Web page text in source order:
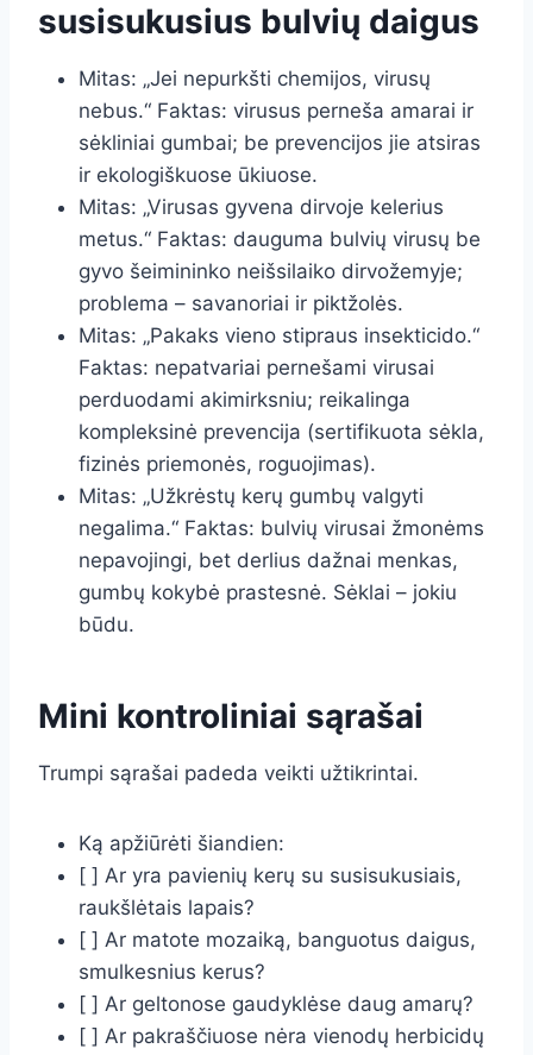
susisukusius bulvių daigus
Mitas: „Jei nepurkšti chemijos, virusų
nebus.“ Faktas: virusus perneša amarai ir
sėkliniai gumbai; be prevencijos jie atsiras
ir ekologiškuose ūkiuose.
Mitas: „Virusas gyvena dirvoje kelerius
metus.“ Faktas: dauguma bulvių virusų be
gyvo šeimininko neišsilaiko dirvožemyje;
problema – savanoriai ir piktžolės.
Mitas: „Pakaks vieno stipraus insekticido.“
Faktas: nepatvariai pernešami virusai
perduodami akimirksniu; reikalinga
kompleksinė prevencija (sertifikuota sėkla,
fizinės priemonės, roguojimas).
Mitas: „Užkrėstų kerų gumbų valgyti
negalima.“ Faktas: bulvių virusai žmonėms
nepavojingi, bet derlius dažnai menkas,
gumbų kokybė prastesnė. Sėklai – jokiu
būdu.
Mini kontroliniai sąrašai
Trumpi sąrašai padeda veikti užtikrintai.
Ką apžiūrėti šiandien:
[ ] Ar yra pavienių kerų su susisukusiais,
raukšlėtais lapais?
[ ] Ar matote mozaiką, banguotus daigus,
smulkesnius kerus?
[ ] Ar geltonose gaudyklėse daug amarų?
[ ] Ar pakraščiuose nėra vienodų herbicidų